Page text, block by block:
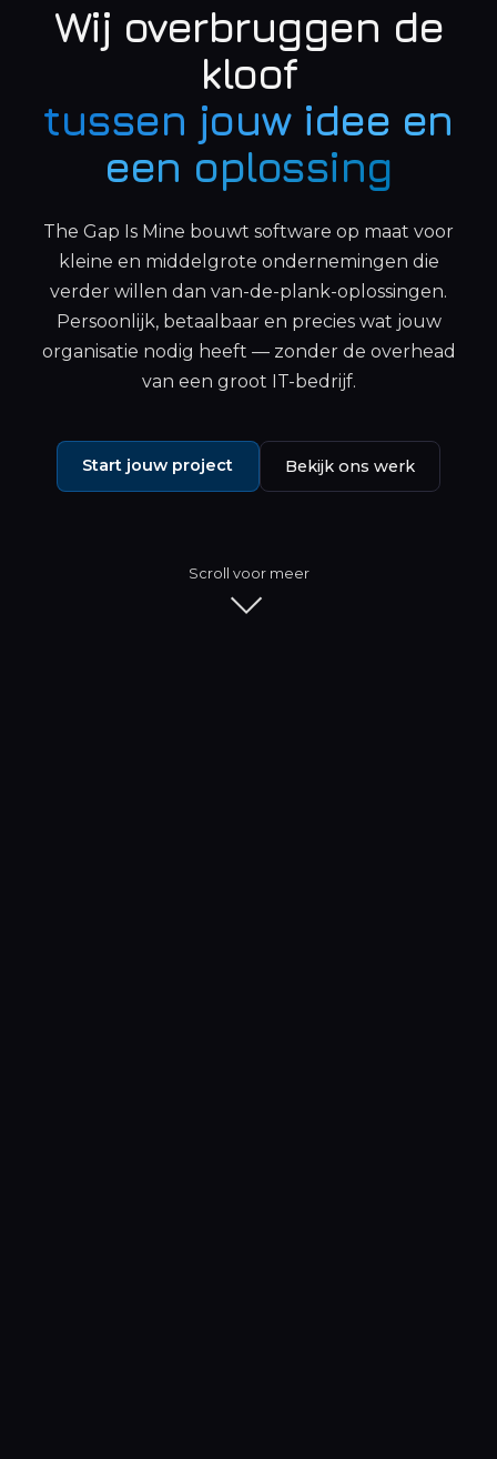
Wij overbruggen de
kloof
tussen jouw idee en
een oplossing
The Gap Is Mine bouwt software op maat voor
kleine en middelgrote ondernemingen die
verder willen dan van-de-plank-oplossingen.
Persoonlijk, betaalbaar en precies wat jouw
organisatie nodig heeft — zonder de overhead
van een groot IT-bedrijf.
Start jouw project Bekijk ons werk
Scroll voor meer